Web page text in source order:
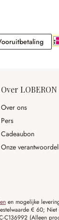
Over LOBERON
Over ons
Pers
Cadeaubon
Onze
en mogelijke
€ 60;
C136992 (Alleen